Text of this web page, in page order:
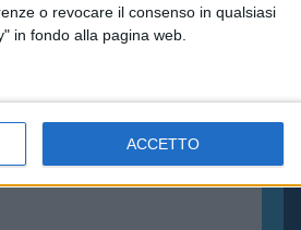
o revocare il consenso in qualsiasi
in fondo alla pagina web.
ACCETTO